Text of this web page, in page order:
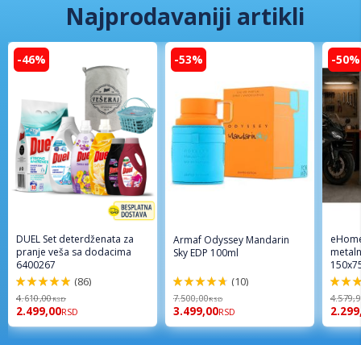
Najprodavaniji artikli
-46%
DUEL Set deterdženata za
pranje veša sa dodacima
6400267
98%
(86)
4.610,00RSD
2.499,00RSD
-53%
Armaf Odyssey Mandarin
Sky EDP 100ml
94%
(10)
7.500,00RSD
3.499,00RSD
-50%
96%